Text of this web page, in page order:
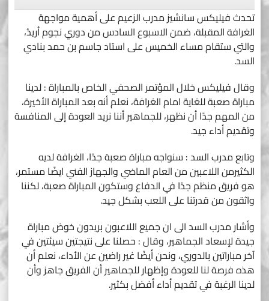
تحدث فيليكس سانشيز مدرب الزعيم على أهمية مواجهة
الغرافة المقبلة، ضمن الاسبوع السادس من دوري نجوم أريدُ،
والتي ستقام مساء الخميس على استاد جاسم بن حمد بنادي
السد.
وقال فيليكس خلال المؤتمر الصحفي الخاص بالمباراة : لدينا
مباراة صعبة للغاية امام الغرافة، نعلم أنه بعد المباراة الأخيرة،
من المهم جدًا أن نظهر، للجماهير أننا نريد العودة إلى المنافسة
وتقديم أداء جيد.
وتابع مدرب السد : سنواجه مباراة صعبة جدًا، الغرافة لديه
الكثيرمن اللاعبين من العام الماضي والجهاز الفني ايضًا مستمر،
هو فريق منظم جدًا في الدفاع وستكون المباراة صعبة، لكننا
واثقون من قدرتنا على اللعب بشكل جيد.
وأشار مدرب السد الى ان جميع اللاعبون بريدون خوض مباراة
جيدة لإسعاد الجماهير، وقال : حصلنا على نتيجتين سيئتين في
آخر مباراتين بالدوري، ونحن أيضًا غير راضين عن الأداء، نعلم أن
هذه فرصة لنا للعودة وإظهار للجماهير أن الفريق جاهز وأن
لدينا الرغبة في تقديم أداء أفضل بكثير.